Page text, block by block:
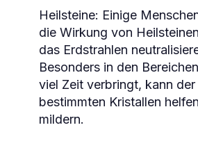
Heilsteine: Einige
die Wirkung von
das Erdstrahlen
Besonders in den
viel Zeit verbringt, kann
bestimmten Kristallen
mildern.